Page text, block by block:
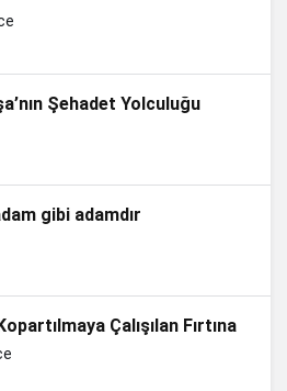
Şehadet Yolculuğu
gibi adamdır
Çalışılan Fırtına